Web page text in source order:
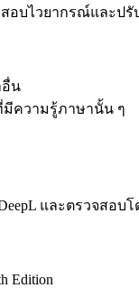
สอบไวยากรณ์และป
อื่น
มีความรู้ภาษานั้น ๆ
และตรวจสอบ
Edition